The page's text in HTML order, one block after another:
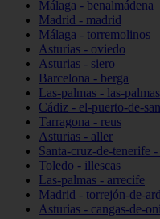
Málaga - benalmádena
Madrid - madrid
Málaga - torremolinos
Asturias - oviedo
Asturias - siero
Barcelona - berga
Las-palmas - las-
Cádiz - el-puerto-de-
Tarragona - reus
Asturias - aller
Santa-cruz-de-tenerife
Toledo - illescas
Las-palmas - arrecife
Madrid - torrejón-de-
Asturias - cangas-de-